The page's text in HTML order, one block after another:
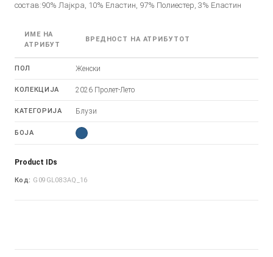
состав:90% Лајкра, 10% Еластин, 97% Полиестер, 3% Еластин
ИМЕ НА
АТРИБУТ
ВРЕДНОСТ НА АТРИБУТОТ
ПОЛ Женски
КОЛЕКЦИЈА 2026 Пролет-Лето
КАТЕГОРИЈА Блузи
БОЈА
Product IDs
Код: G09GL083AQ_16